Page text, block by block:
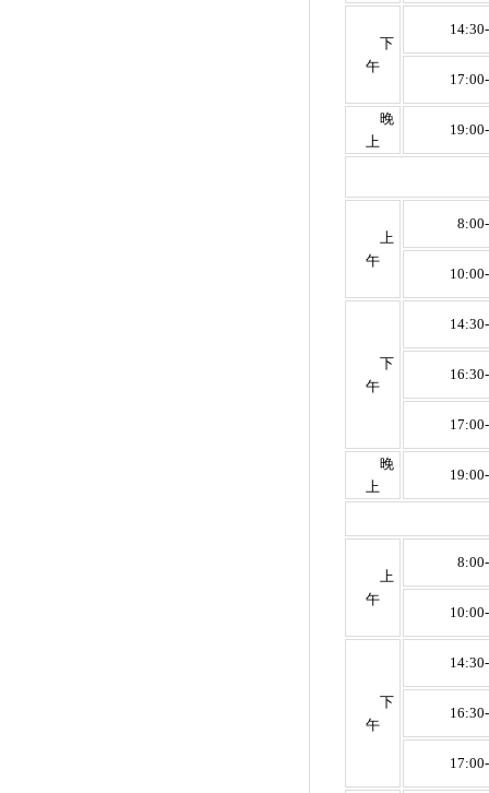
下
午
晚
上
上
午
8:
下
午
晚
上
上
午
下
午